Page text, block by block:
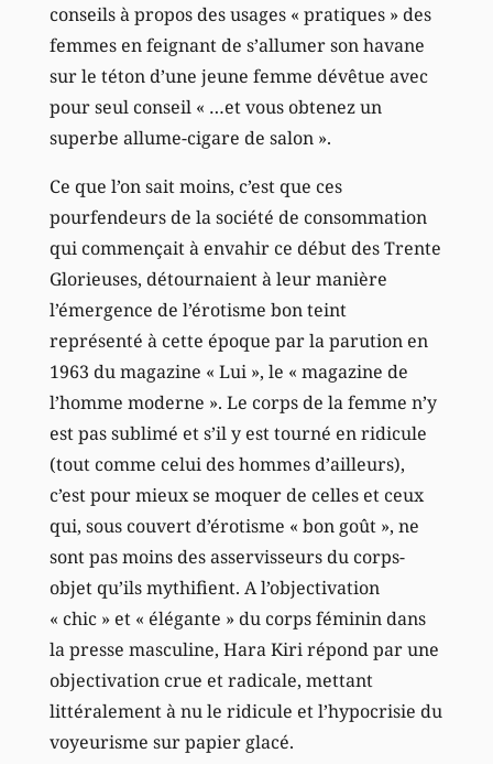
conseils à propos des usages « pratiques » des
femmes en feignant de s’allumer son havane
sur le téton d’une jeune femme dévêtue avec
pour seul conseil « …et vous obtenez un
superbe allume-cigare de salon ».
Ce que l’on sait moins, c’est que ces
pourfendeurs de la société de consommation
qui commençait à envahir ce début des Trente
Glorieuses, détournaient à leur manière
l’émergence de l’érotisme bon teint
représenté à cette époque par la parution en
1963 du magazine « Lui », le « magazine de
l’homme moderne ». Le corps de la femme n’y
est pas sublimé et s’il y est tourné en ridicule
(tout comme celui des hommes d’ailleurs),
c’est pour mieux se moquer de celles et ceux
qui, sous couvert d’érotisme « bon goût », ne
sont pas moins des asservisseurs du corps-
objet qu’ils mythifient. A l’objectivation
« chic » et « élégante » du corps féminin dans
la presse masculine, Hara Kiri répond par une
objectivation crue et radicale, mettant
littéralement à nu le ridicule et l’hypocrisie du
voyeurisme sur papier glacé.